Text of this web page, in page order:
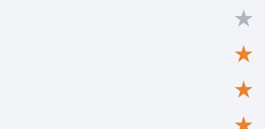
★
★
★